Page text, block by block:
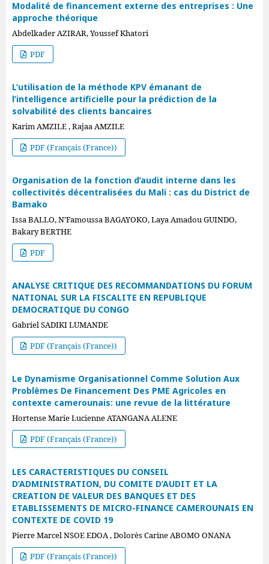
Modalité de financement externe des entreprises : Une
approche théorique
Abdelkader AZIRAR, Youssef Khatori
PDF
L’utilisation de la méthode KPV émanant de
l’intelligence artificielle pour la prédiction de la
solvabilité des clients bancaires
Karim AMZILE , Rajaa AMZILE
PDF (Français (France))
Organisation de la fonction d’audit interne dans les
collectivités décentralisées du Mali : cas du District de
Bamako
Issa BALLO, N’Famoussa BAGAYOKO, Laya Amadou GUINDO,
Bakary BERTHE
PDF
ANALYSE CRITIQUE DES RECOMMANDATIONS DU FORUM
NATIONAL SUR LA FISCALITE EN REPUBLIQUE
DEMOCRATIQUE DU CONGO
Gabriel SADIKI LUMANDE
PDF (Français (France))
Le Dynamisme Organisationnel Comme Solution Aux
Problèmes De Financement Des PME Agricoles en
contexte camerounais: une revue de la littérature
Hortense Marie Lucienne ATANGANA ALENE
PDF (Français (France))
LES CARACTERISTIQUES DU CONSEIL
D’ADMINISTRATION, DU COMITE D’AUDIT ET LA
CREATION DE VALEUR DES BANQUES ET DES
ETABLISSEMENTS DE MICRO-FINANCE CAMEROUNAIS EN
CONTEXTE DE COVID 19
Pierre Marcel NSOE EDOA , Dolorès Carine ABOMO ONANA
PDF (Français (France))